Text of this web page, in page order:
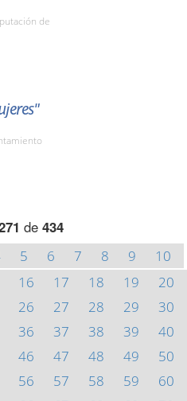
de
de 434
5 6 7 8 9
10
16 17 18 19
20
26 27 28 29
30
36 37 38 39
40
46 47 48 49
50
56 57 58 59
60